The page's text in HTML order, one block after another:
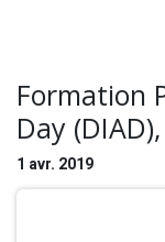
Formation
Day
1 avr. 2019